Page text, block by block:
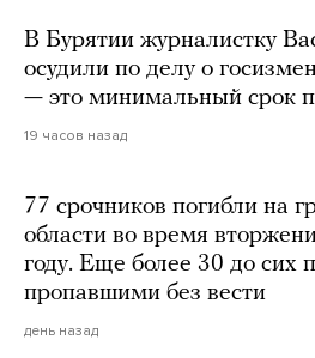
В Бурятии журналистку
осудили по делу о
— это минимальный срок
19 часов назад
77 срочников погибли на
области во время
году. Еще более 30 до сих
пропавшими без вести
день назад